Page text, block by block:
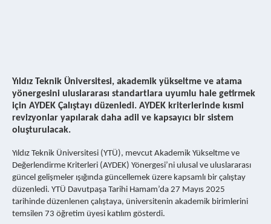
Yıldız Teknik Üniversitesi, akademik yükseltme ve atama
yönergesini uluslararası standartlara uyumlu hale getirmek
için AYDEK Çalıştayı düzenledi. AYDEK kriterlerinde kısmi
revizyonlar yapılarak daha adil ve kapsayıcı bir sistem
oluşturulacak.
Yıldız Teknik Üniversitesi (YTÜ), mevcut Akademik Yükseltme ve
Değerlendirme Kriterleri (AYDEK) Yönergesi’ni ulusal ve uluslararası
güncel gelişmeler ışığında güncellemek üzere kapsamlı bir çalıştay
düzenledi. YTÜ Davutpaşa Tarihi Hamam’da 27 Mayıs 2025
tarihinde düzenlenen çalıştaya, üniversitenin akademik birimlerini
temsilen 73 öğretim üyesi katılım gösterdi.